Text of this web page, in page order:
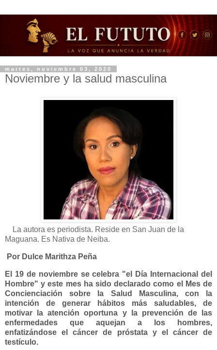
martes, noviembre 03, 2020
Noviembre y la salud masculina
La autora es periodista. Reside en San Juan de la
Maguana. Es Nativa de Neiba.
Por Dulce Marithza Peña
El 19 de noviembre se celebra "el Día Internacional del
Hombre" y este mes ha sido declarado como el Mes de
Concienciación sobre la Salud Masculina, con la
intención de generar hábitos más saludables, de
motivar la atención oportuna y la prevención de las
enfermedades que aquejan a los hombres,
enfatizándose el cáncer de próstata y el cáncer de
testículo.